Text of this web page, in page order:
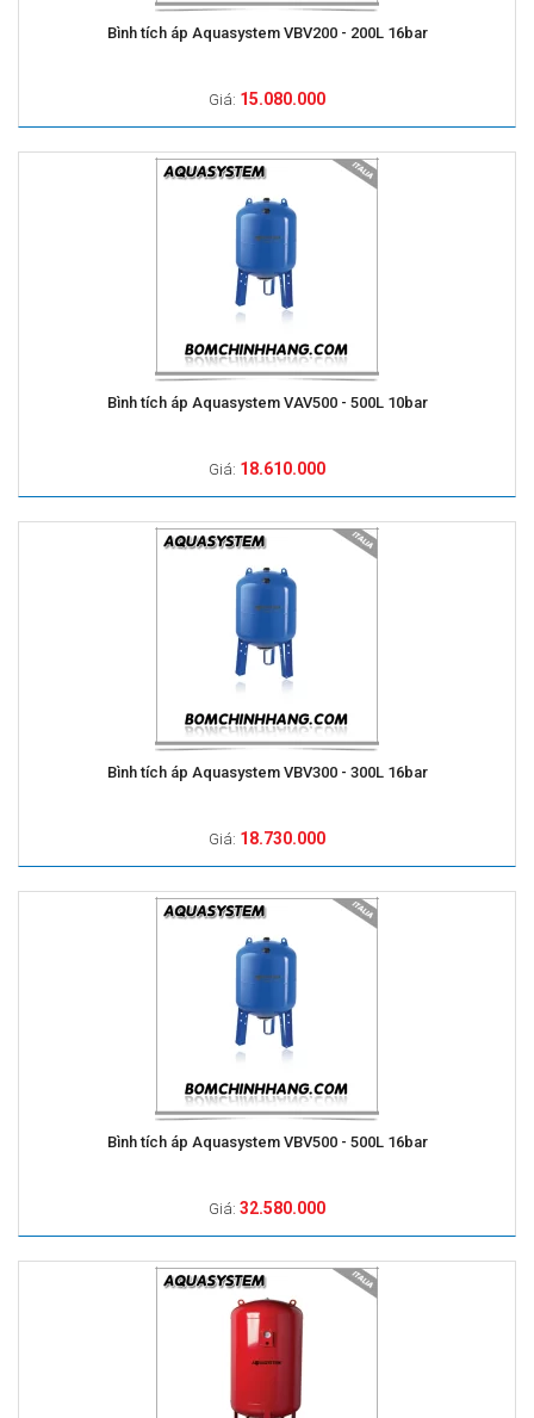
Bình tích áp Aquasystem VBV200 - 200L 16bar
Giá: 15.080.000
Bình tích áp Aquasystem VAV500 - 500L 10bar
Giá: 18.610.000
Bình tích áp Aquasystem VBV300 - 300L 16bar
Giá: 18.730.000
Bình tích áp Aquasystem VBV500 - 500L 16bar
Giá: 32.580.000